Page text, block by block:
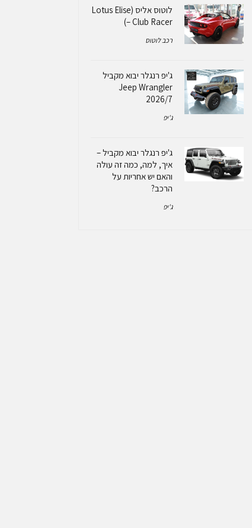
לוטוס אליס (Lotus Elise
– Club Racer)
רכב לוטוס
ג'יפ רנגלר יבוא מקביל
Jeep Wrangler
2026/7
ג'יפ
ג'יפ רנגלר יבוא מקביל –
איך, למה, כמה זה עולה
והאם יש אחריות על
הרכב?
ג'יפ